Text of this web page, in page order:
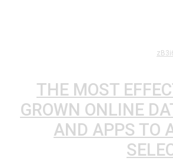
THE MOST
GROWN ONLINE
AND APPS TO